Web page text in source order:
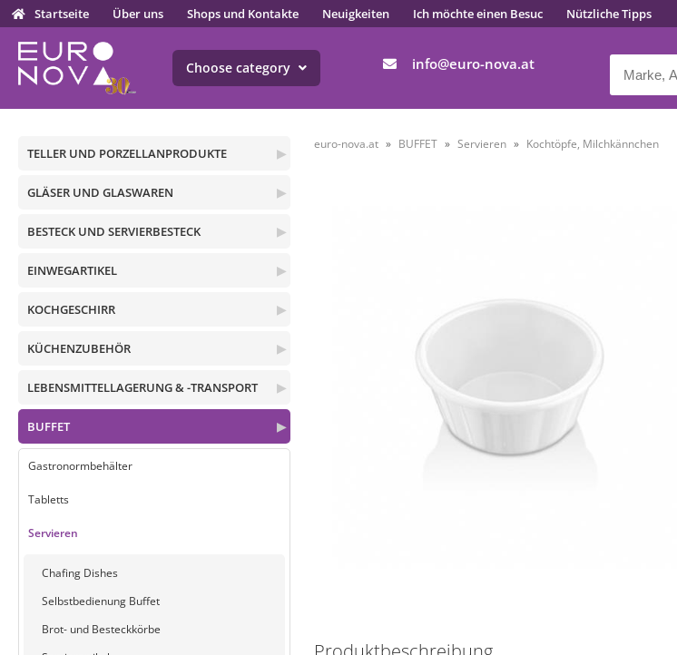
Startseite Über uns Shops und Kontakte Neuigkeiten Ich möchte einen Besuc Nützliche Tipps
info euro-nova.at
Choose category
▶
TELLER UND PORZELLANPRODUKTE
▶
GLÄSER UND GLASWAREN
▶
BESTECK UND SERVIERBESTECK
▶
EINWEGARTIKEL
▶
KOCHGESCHIRR
▶
KÜCHENZUBEHÖR
▶
LEBENSMITTELLAGERUNG & -TRANSPORT
▶
BUFFET
Gastronormbehälter
Tabletts
Servieren
Chafing Dishes
Selbstbedienung Buffet
Brot- und Besteckkörbe
euro-nova.at BUFFET Servieren Kochtöpfe, Milchkännchen